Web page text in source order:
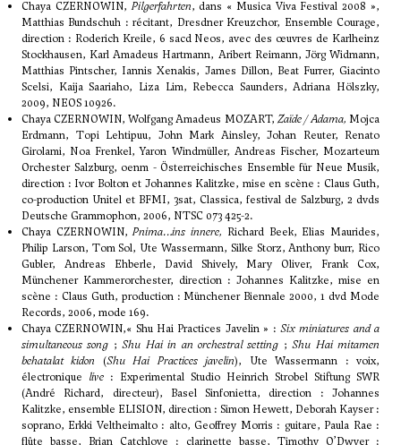
Chaya CZERNOWIN,Pilgerfahrten, dans « Musica Viva Festival 2008 »,
Matthias Bundschuh : récitant, Dresdner Kreuzchor, Ensemble Courage,
direction : Roderich Kreile, 6 sacd Neos, avec des œuvres de Karlheinz
Stockhausen, Karl Amadeus Hartmann, Aribert Reimann, Jörg Widmann,
Matthias Pintscher, Iannis Xenakis, James Dillon, Beat Furrer, Giacinto
Scelsi, Kaija Saariaho, Liza Lim, Rebecca Saunders, Adriana Hölszky,
2009, NEOS 10926.
Chaya CZERNOWIN, Wolfgang Amadeus MOZART, Zaïde / Adama, Mojca
Erdmann, Topi Lehtipuu, John Mark Ainsley, Johan Reuter, Renato
Girolami, Noa Frenkel, Yaron Windmüller, Andreas Fischer, Mozarteum
Orchester Salzburg, oenm - Österreichisches Ensemble für Neue Musik,
direction : Ivor Bolton et Johannes Kalitzke, mise en scène : Claus Guth,
co-production Unitel et BFMI, 3sat, Classica, festival de Salzburg, 2 dvds
Deutsche Grammophon, 2006, NTSC 073 425-2.
Chaya CZERNOWIN,Pnima…ins innere, Richard Beek, Elias Maurides,
Philip Larson, Tom Sol, Ute Wassermann, Silke Storz, Anthony burr, Rico
Gubler, Andreas Ehberle, David Shively, Mary Oliver, Frank Cox,
Münchener Kammerorchester, direction : Johannes Kalitzke, mise en
scène : Claus Guth, production : Münchener Biennale 2000, 1 dvd Mode
Records, 2006, mode 169.
Chaya CZERNOWIN,« Shu Hai Practices Javelin » : Six miniatures and a
simultaneous song ;Shu Hai in an orchestral setting ;Shu Hai mitamen
behatalat kidon (Shu Hai Practices javelin), Ute Wassermann : voix,
électronique live : Experimental Studio Heinrich Strobel Stiftung SWR
(André Richard, directeur), Basel Sinfonietta, direction : Johannes
Kalitzke, ensemble ELISION, direction : Simon Hewett, Deborah Kayser :
soprano, Erkki Veltheimalto : alto, Geoffrey Morris : guitare, Paula Rae :
flûte basse, Brian Catchlove : clarinette basse, Timothy O’Dwyer :